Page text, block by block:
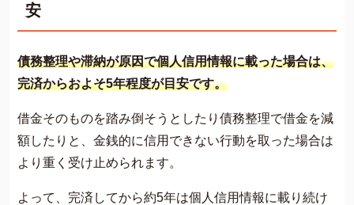
安
債務整理や滞納が原因で個人信用情報に載った場合は、
完済からおよそ5年程度が目安です。
借金そのものを踏み倒そうとしたり債務整理で借金を減
額したりと、金銭的に信用できない行動を取った場合は
より重く受け止められます。
よって、完済してから約5年は個人信用情報に載り続け